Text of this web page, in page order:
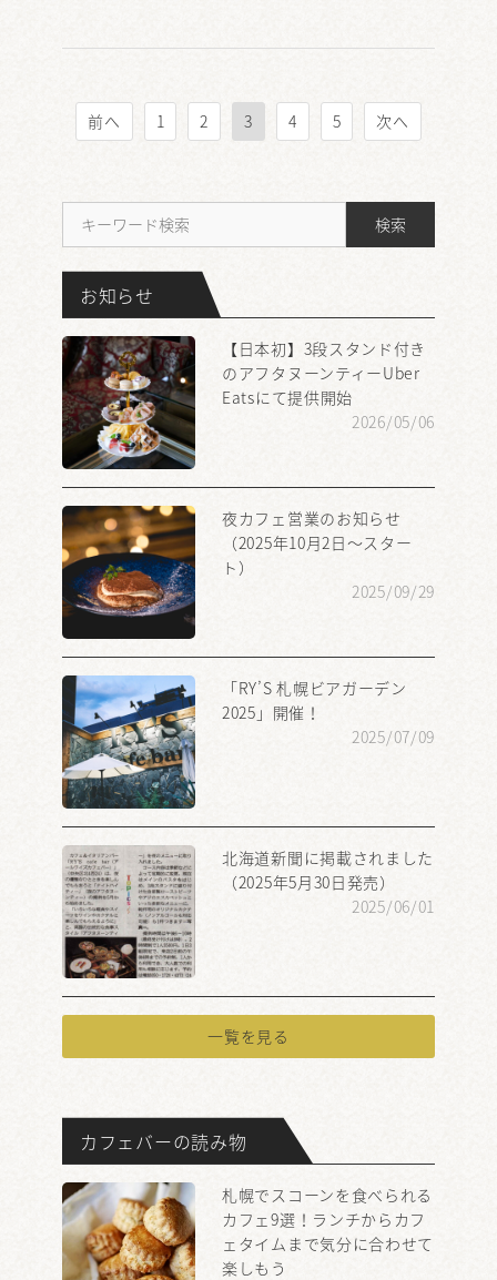
稿
ジ
送
前へ 1 2 3 4 5 次へ
検索
お知らせ
【日本初】3段スタンド付き
のアフタヌーンティーUber
Eatsにて提供開始
2026/05/06
夜カフェ営業のお知らせ
（2025年10月2日～スター
ト）
2025/09/29
「RY’S 札幌ビアガーデン
2025」開催！
2025/07/09
北海道新聞に掲載されました
（2025年5月30日発売）
2025/06/01
一覧を見る
カフェバーの読み物
札幌でスコーンを食べられる
カフェ9選！ランチからカフ
ェタイムまで気分に合わせて
楽しもう